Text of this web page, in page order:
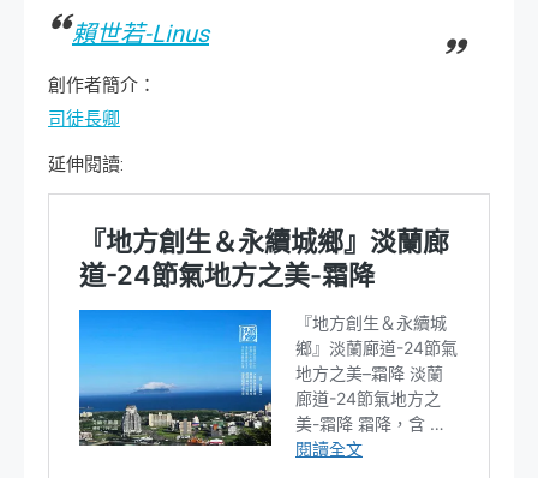
賴世若-Linus
創作者簡介：
司徒長卿
延伸閱讀: